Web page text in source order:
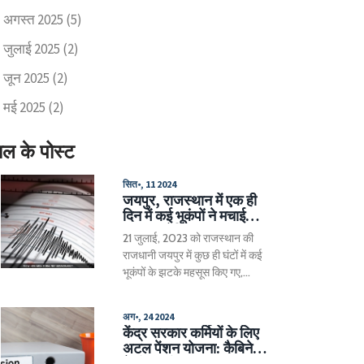
अगस्त 2025 (5)
जुलाई 2025 (2)
जून 2025 (2)
मई 2025 (2)
के पोस्ट
सित॰, 11 2024
जयपुर, राजस्थान में एक ही
दिन में कई भूकंपों ने मचाई
दहशत, लेकिन जानमाल का
नुकसान नहीं
21 जुलाई, 2023 को राजस्थान की
राजधानी जयपुर में कुछ ही घंटों में कई
भूकंपों के झटके महसूस किए गए,
बजे 4.4 तीव्रता का आया, फिर 4:22
बजे और 4:25 बजे 3.1 और 3.4
तीव्रता के दो और झटके आए। अन्त में
अग॰, 24 2024
केंद्र सरकार कर्मियों के लिए
अटल पेंशन योजना: कैबिनेट